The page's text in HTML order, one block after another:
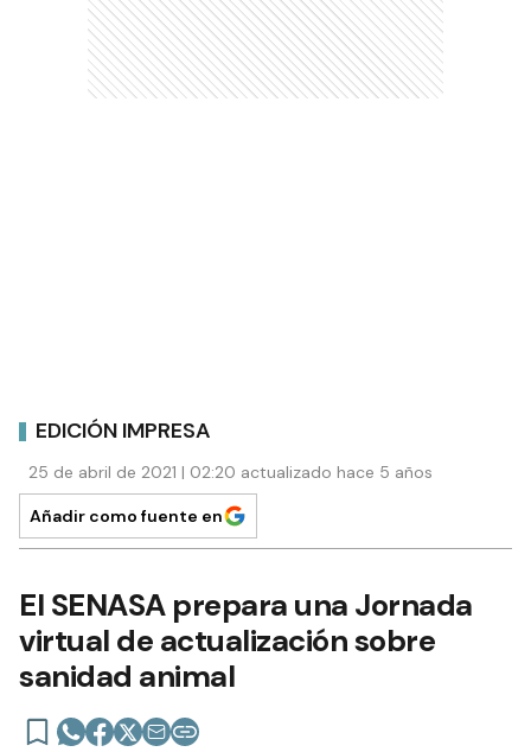
EDICIÓN IMPRESA
25 de abril de 2021 | 02:20 actualizado hace 5 años
Añadir como fuente en
El SENASA prepara una Jornada
virtual de actualización sobre
sanidad animal